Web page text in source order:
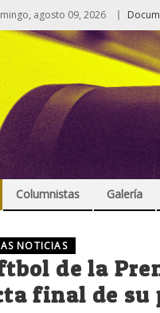
agosto 09, 2026
Columnistas Galería
NOTICIAS
de la
final de su